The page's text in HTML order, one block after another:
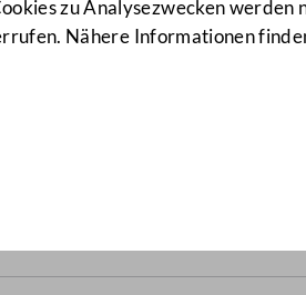
zu Analysezwecken werden
Nähere Informationen